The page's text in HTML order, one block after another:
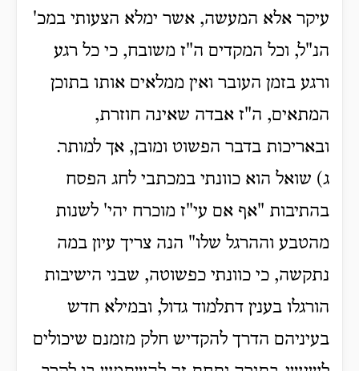
עיקר אלא המעשה, אשר ימלא הצעותי במכ'
הנ"ל, וכל המקדים ה"ז משובח, כי כל רגע
ורגע בזמן העובר ואין ממלאים אותו בתוכן
המתאים, ה"ז אבדה שאינה חוזרת,
ובאריכות בדבר הפשוט ומובן, אך למותר.
ג) שואל הוא כוונתי במכתבי לחג הפסח
בהתיבות "אף אם עי"ז מוכרח יהי' לשנות
מהטבע וההרגל שלו" הנה צריך עיון במה
נתקשה, כי כוונתי כפשוטה, שבני הישיבות
הורגלו בענין דתלמוד גדול, ובמילא חדש
בעיניהם הדרך להקדיש חלק מזמנם שיכולים